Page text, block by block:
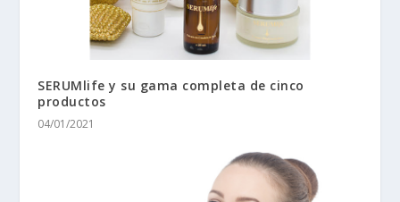
SERUMlife y su gama completa de cinco
productos
04/01/2021